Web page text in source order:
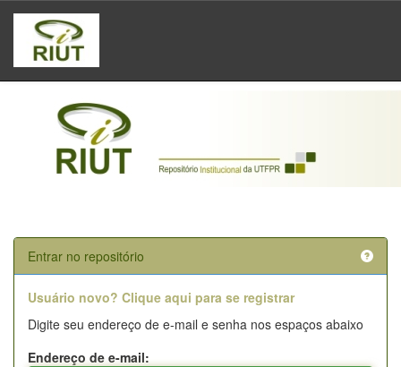
Skip
navigation
Entrar no repositório
Usuário novo? Clique aqui para se registrar
Digite seu endereço de e-mail e senha nos espaços abaixo
Endereço de e-mail: